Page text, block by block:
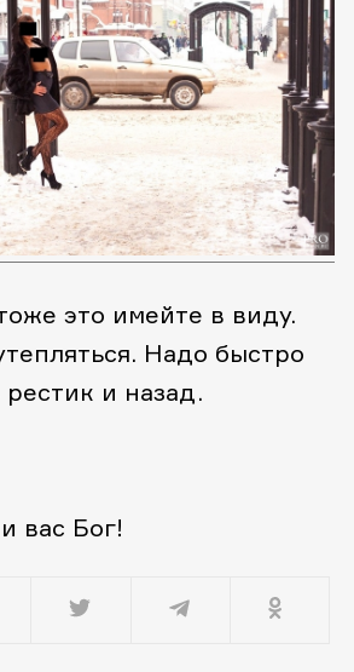
это имейте в виду.
Надо быстро
и назад.
вас Бог!